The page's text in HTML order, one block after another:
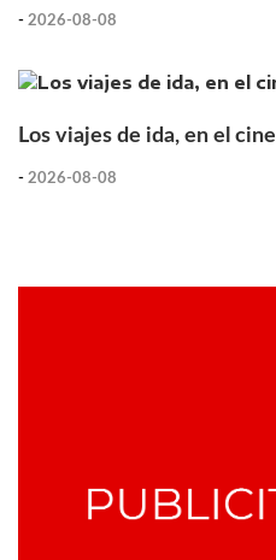
- 2026-08-08
Los viajes de ida, en el cine
- 2026-08-08